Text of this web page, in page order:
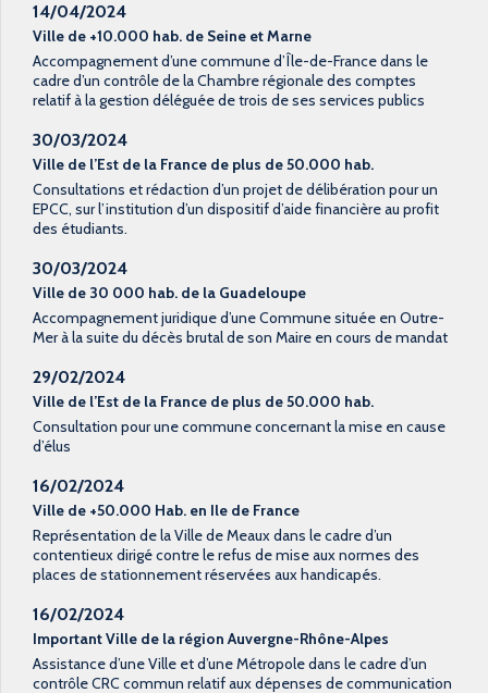
14/04/2024
Ville de +10.000 hab. de Seine et Marne
Accompagnement d’une commune d’Île-de-France dans le
cadre d’un contrôle de la Chambre régionale des comptes
relatif à la gestion déléguée de trois de ses services publics
30/03/2024
Ville de l’Est de la France de plus de 50.000 hab.
Consultations et rédaction d’un projet de délibération pour un
EPCC, sur l’institution d’un dispositif d’aide financière au profit
des étudiants.
30/03/2024
Ville de 30 000 hab. de la Guadeloupe
Accompagnement juridique d’une Commune située en Outre-
Mer à la suite du décès brutal de son Maire en cours de mandat
29/02/2024
Ville de l’Est de la France de plus de 50.000 hab.
Consultation pour une commune concernant la mise en cause
d’élus
16/02/2024
Ville de +50.000 Hab. en Ile de France
Représentation de la Ville de Meaux dans le cadre d’un
contentieux dirigé contre le refus de mise aux normes des
places de stationnement réservées aux handicapés.
16/02/2024
Important Ville de la région Auvergne-Rhône-Alpes
Assistance d’une Ville et d’une Métropole dans le cadre d’un
contrôle CRC commun relatif aux dépenses de communication